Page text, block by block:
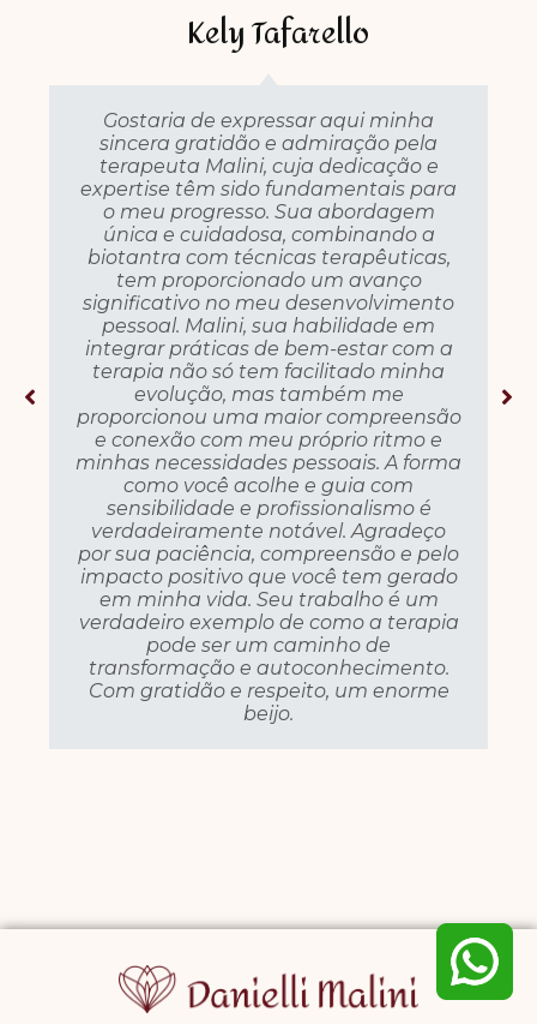
Gostaria de expressar aqui minha
sincera gratidão e admiração pela
terapeuta Malini, cuja dedicação e
expertise têm sido fundamentais para
o meu progresso. Sua abordagem
única e cuidadosa, combinando a
biotantra com técnicas terapêuticas,
tem proporcionado um avanço
significativo no meu desenvolvimento
pessoal. Malini, sua habilidade em
integrar práticas de bem-estar com a
terapia não só tem facilitado minha
evolução, mas também me
proporcionou uma maior compreensão
e conexão com meu próprio ritmo e
minhas necessidades pessoais. A forma
como você acolhe e guia com
sensibilidade e profissionalismo é
verdadeiramente notável. Agradeço
por sua paciência, compreensão e pelo
impacto positivo que você tem gerado
em minha vida. Seu trabalho é um
verdadeiro exemplo de como a terapia
pode ser um caminho de
transformação e autoconhecimento.
Com gratidão e respeito, um enorme
beijo.
Kely Tafarello